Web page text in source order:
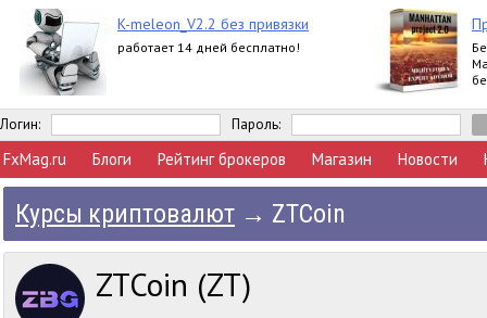
K-meleon_V2.2 без привязки
работает 14 дней бесплатно!
Логин: Пароль:
FxMag.ru Блоги Рейтинг брокеров Магазин Новости
Курсы криптовалют → ZTCoin
ZTCoin (ZT)